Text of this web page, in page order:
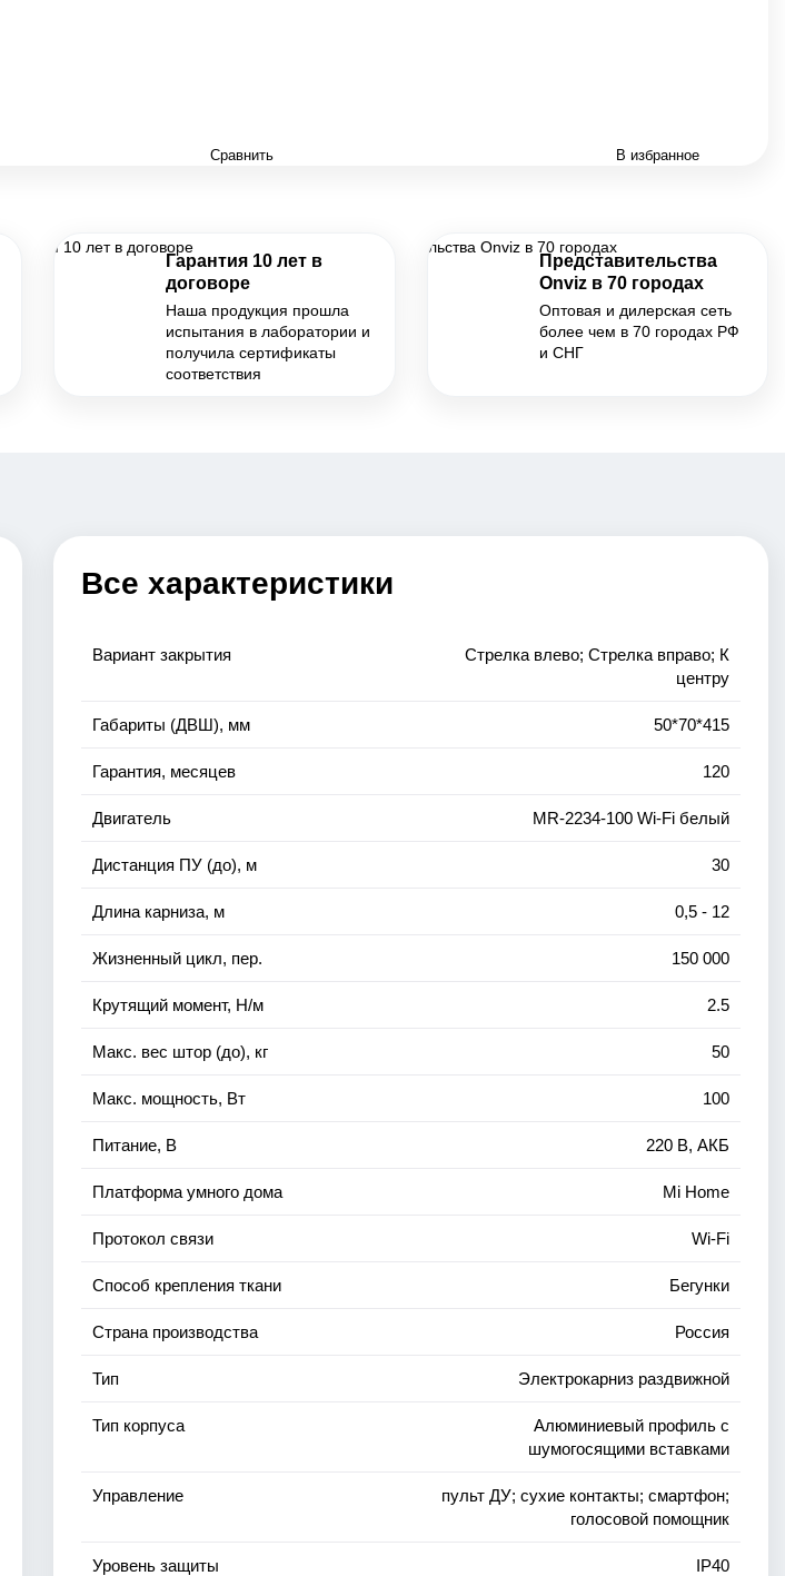
Сравнить В избранное
Гарантия 10 лет в
договоре
Наша продукция прошла
испытания в лаборатории и
получила сертификаты
соответствия
Представительства
Onviz в 70 городах
Оптовая и дилерская сеть
более чем в 70 городах РФ
и СНГ
Все характеристики
Вариант закрытия
Стрелка влево; Стрелка вправо; К
центру
Габариты (ДВШ), мм 50*70*415
Гарантия, месяцев 120
Двигатель MR-2234-100 Wi-Fi белый
Дистанция ПУ (до), м 30
Длина карниза, м 0,5 - 12
Жизненный цикл, пер. 150 000
Крутящий момент, Н/м 2.5
Макс. вес штор (до), кг 50
Макс. мощность, Вт 100
Питание, В 220 В, АКБ
Платформа умного дома Mi Home
Протокол связи Wi-Fi
Способ крепления ткани Бегунки
Страна производства Россия
Тип Электрокарниз раздвижной
Тип корпуса
Алюминиевый профиль с
шумогосящими вставками
Управление
пульт ДУ; сухие контакты; смартфон;
голосовой помощник
Уровень защиты IP40